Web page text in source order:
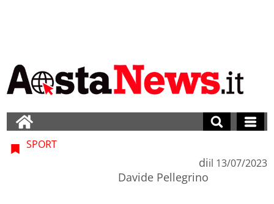
SPORT
di
Davide Pellegrino
il 13/07/2023